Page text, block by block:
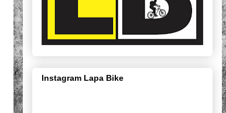
Instagram Lapa Bike